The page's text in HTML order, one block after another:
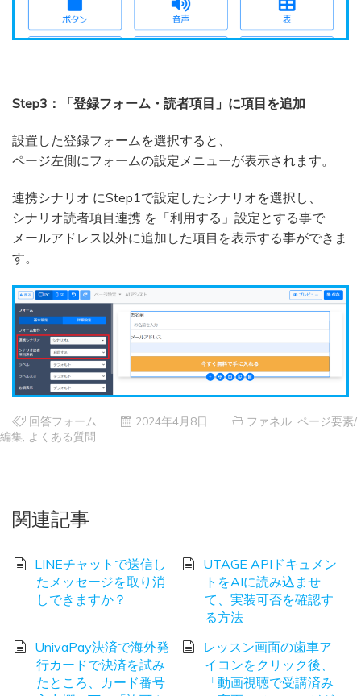
Step3：「登録フォーム・読者項目」に項目を追加
設置した登録フォームを選択すると、
ページ左側にフォームの設定メニューが表示されます。
連携シナリオ にStep1で設定したシナリオを選択し、
シナリオ読者項目連携 を「利用する」設定とする事で
メールアドレス以外に追加した項目を表示する事ができま
す。
回答フォーム 2024年4月8日 ファネル, ページ要素/
編集, よくある質問
関連記事
LINEチャットで送信し
たメッセージを取り消
しできますか？
UTAGE APIドキュメン
トをAIに読み込ませ
て、実装可否を確認す
る方法
UnivaPay決済で海外発
行カードで決済を試み
たところ、カード番号
レッスン画面の歯車ア
イコンをクリック後、
「動画視聴で受講済み